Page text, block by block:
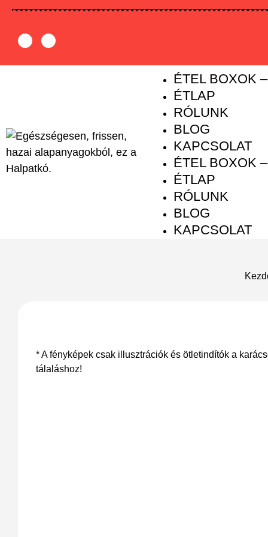
ÉTEL BOXOK
ÉTLAP
RÓLUNK
BLOG
KAPCSOLAT
ÉTEL BOXOK
ÉTLAP
RÓLUNK
BLOG
KAPCSOLAT
* A fényképek csak illusztrációk és ötletindítók a
tálaláshoz!